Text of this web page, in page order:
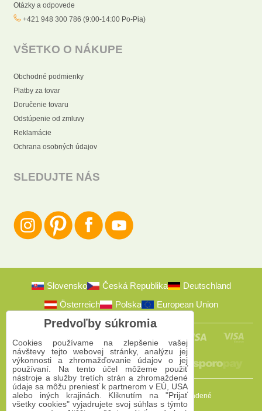
Otázky a odpovede
+421 948 300 786 (9:00-14:00 Po-Pia)
VŠETKO O NÁKUPE
Obchodné podmienky
Platby za tovar
Doručenie tovaru
Odstúpenie od zmluvy
Reklamácie
Ochrana osobných údajov
SLEDUJTE NÁS
Slovensko Česká Republika
Deutschland
Österreich
Polska European Union
2009-2026 © Bomba s.r.o.Všetky práva vyhradené
Predvoľby súkromia
Cookies používame na zlepšenie vašej
návštevy tejto webovej stránky, analýzu jej
výkonnosti a zhromažďovanie údajov o jej
používaní. Na tento účel môžeme použiť
nástroje a služby tretích strán a zhromaždené
údaje sa môžu preniesť k partnerom v EÚ, USA
alebo iných krajinách. Kliknutím na "Prijať
všetky cookies" vyjadrujete svoj súhlas s týmto